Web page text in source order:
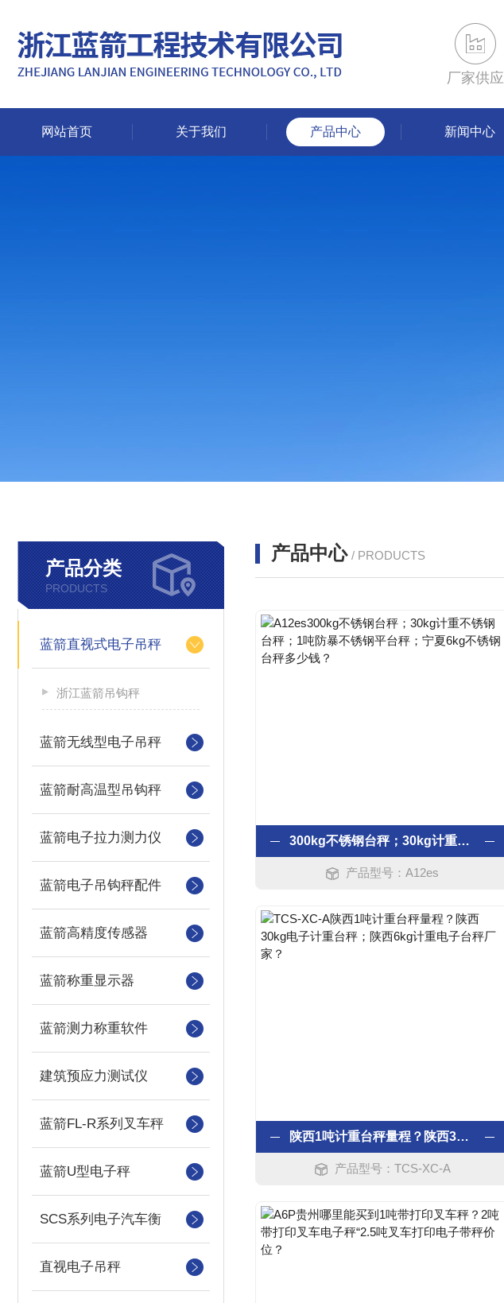
厂家供应
网站首页 关于我们 产品中心 新闻中心
产品分类
PRODUCTS
蓝箭直视式电子吊秤
浙江蓝箭吊钩秤
蓝箭无线型电子吊秤
蓝箭耐高温型吊钩秤
蓝箭电子拉力测力仪
蓝箭电子吊钩秤配件
蓝箭高精度传感器
蓝箭称重显示器
蓝箭测力称重软件
建筑预应力测试仪
蓝箭FL-R系列叉车秤
蓝箭U型电子秤
SCS系列电子汽车衡
直视电子吊秤
产品中心 / PRODUCTS
300kg不锈钢台秤；30kg计重不锈钢台秤；1吨防暴不锈钢平台秤；宁夏6kg不锈钢台秤多少钱？
产品型号：A12es
陕西1吨计重台秤量程？陕西30kg电子计重台秤；陕西6kg计重电子台秤厂家？
产品型号：TCS-XC-A